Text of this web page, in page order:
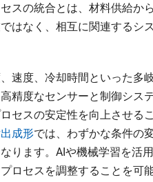
スの統合とは、材料供給か
はなく、相互に関連するシ
速度、冷却時間といった多
精度なセンサーと制御シス
セスの安定性を向上させる
成形では、わずかな条件の
ります。AIや機械学習を活
ロセスを調整することを可